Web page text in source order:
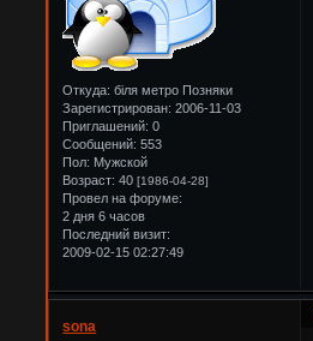
Откуда: біля метро Позняки
Зарегистрирован: 2006-11-03
Приглашений: 0
Сообщений: 553
Пол: Мужской
Возраст: 40[1986-04-28]
Провел на форуме:
2 дня 6 часов
Последний визит:
2009-02-15 02:27:49
sona